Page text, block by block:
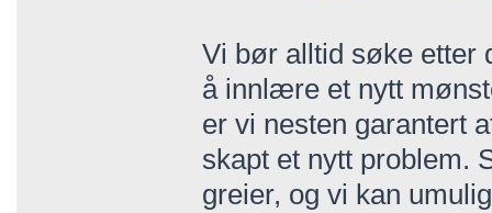
Vi bør alltid søke etter
å innlære et nytt
er vi nesten garantert
skapt et nytt problem.
greier, og vi kan